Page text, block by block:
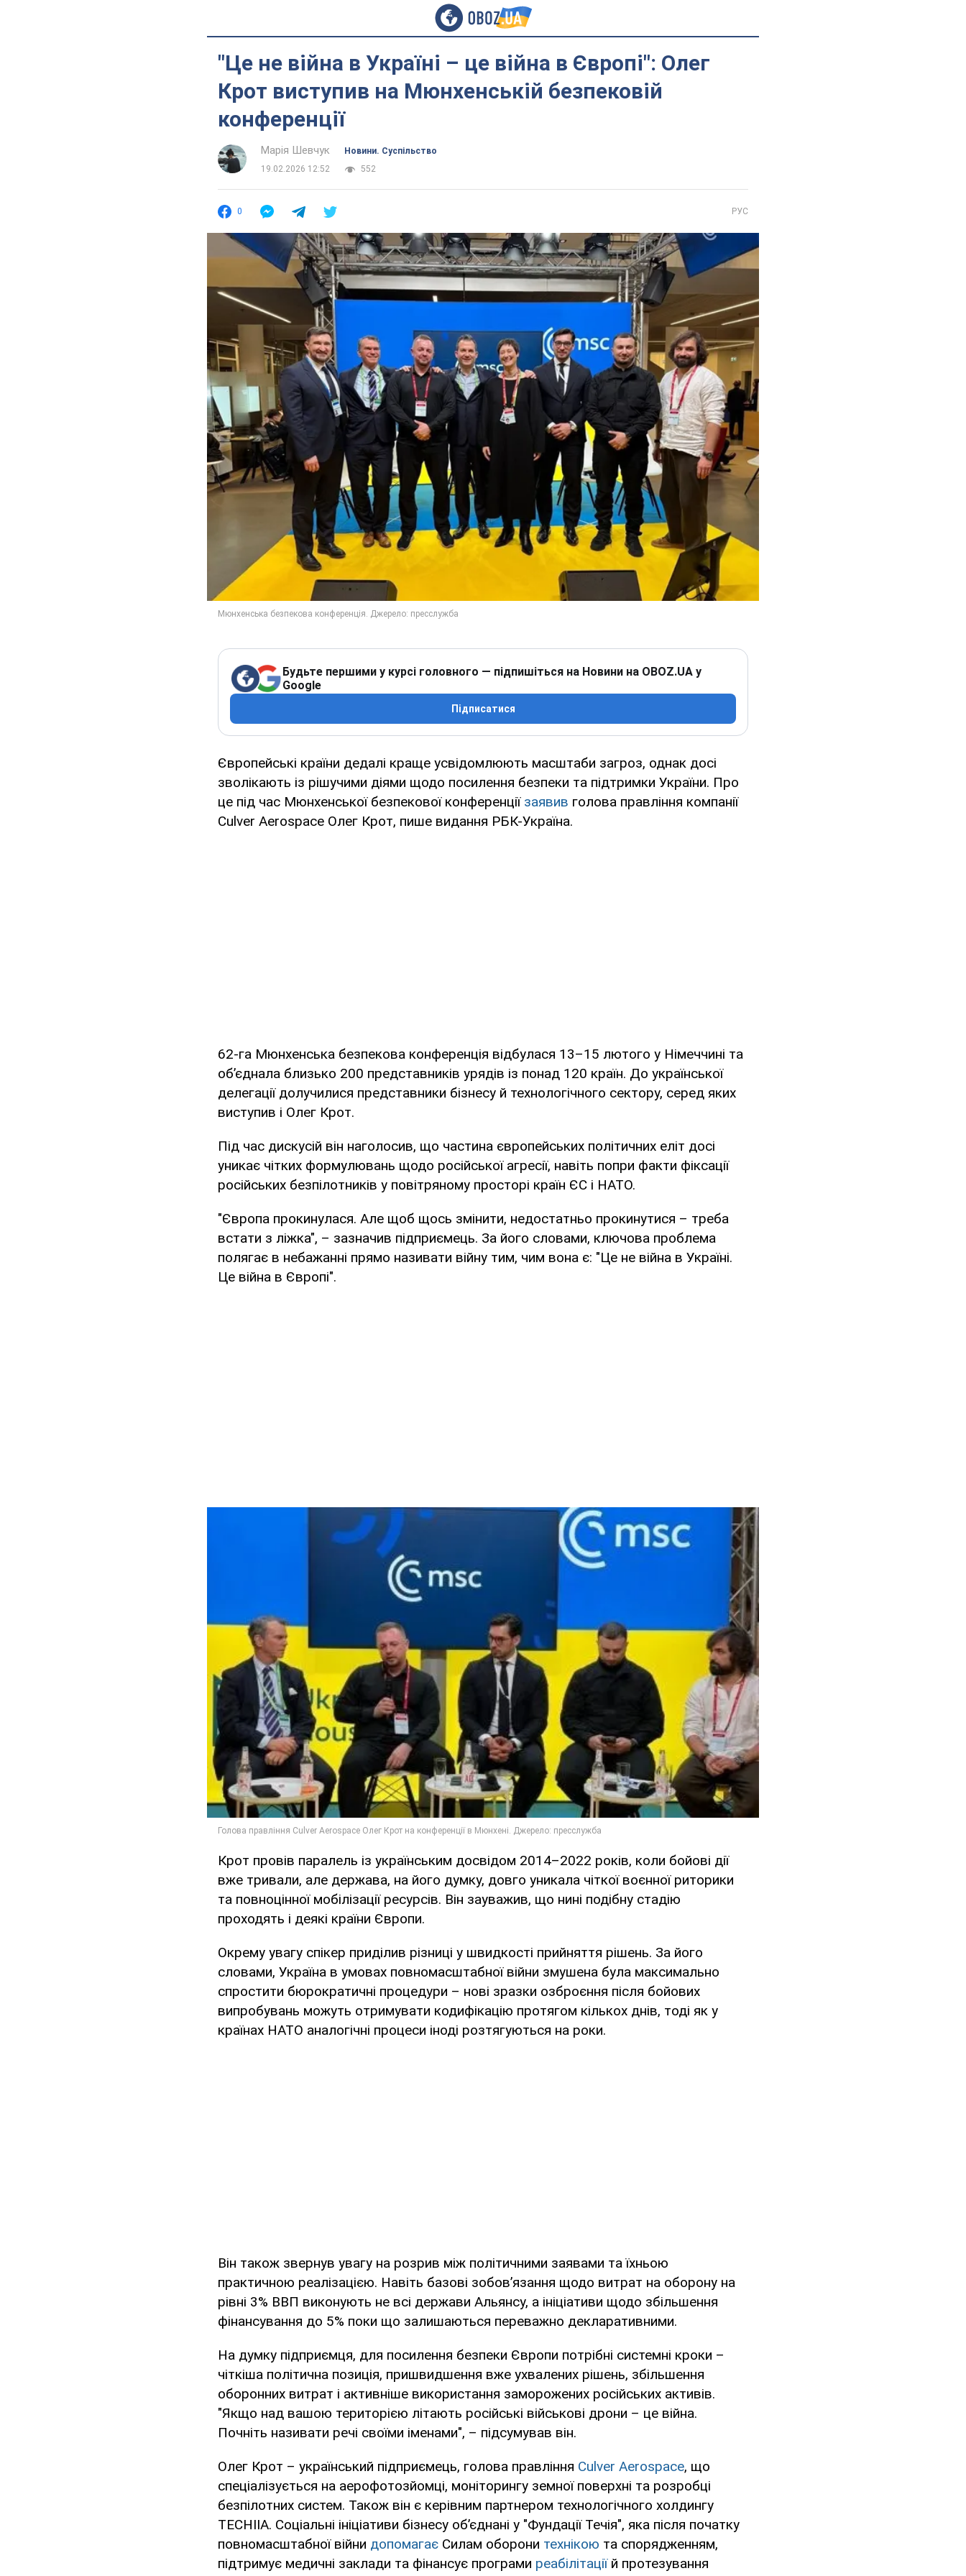
"Це не війна в Україні – це війна в Європі": Олег
Крот виступив на Мюнхенській безпековій
конференції
Марія Шевчук
Новини. Суспільство
19.02.2026 12:52
552
0 РУС
Будьте першими у курсі головного — підпишіться на Новини на OBOZ.UA у
Google
Підписатися
Європейські країни дедалі краще усвідомлюють масштаби загроз, однак досі
зволікають із рішучими діями щодо посилення безпеки та підтримки України. Про
це під час Мюнхенської безпекової конференції заявив голова правління компанії
Culver Aerospace Олег Крот, пише видання РБК-Україна.
62-га Мюнхенська безпекова конференція відбулася 13–15 лютого у Німеччині та
об’єднала близько 200 представників урядів із понад 120 країн. До української
делегації долучилися представники бізнесу й технологічного сектору, серед яких
виступив і Олег Крот.
Під час дискусій він наголосив, що частина європейських політичних еліт досі
уникає чітких формулювань щодо російської агресії, навіть попри факти фіксації
російських безпілотників у повітряному просторі країн ЄС і НАТО.
"Європа прокинулася. Але щоб щось змінити, недостатньо прокинутися – треба
встати з ліжка", – зазначив підприємець. За його словами, ключова проблема
полягає в небажанні прямо називати війну тим, чим вона є: "Це не війна в Україні.
Це війна в Європі".
Крот провів паралель із українським досвідом 2014–2022 років, коли бойові дії
вже тривали, але держава, на його думку, довго уникала чіткої воєнної риторики
та повноцінної мобілізації ресурсів. Він зауважив, що нині подібну стадію
проходять і деякі країни Європи.
Окрему увагу спікер приділив різниці у швидкості прийняття рішень. За його
словами, Україна в умовах повномасштабної війни змушена була максимально
спростити бюрократичні процедури – нові зразки озброєння після бойових
випробувань можуть отримувати кодифікацію протягом кількох днів, тоді як у
країнах НАТО аналогічні процеси іноді розтягуються на роки.
Він також звернув увагу на розрив між політичними заявами та їхньою
практичною реалізацією. Навіть базові зобов’язання щодо витрат на оборону на
рівні 3% ВВП виконують не всі держави Альянсу, а ініціативи щодо збільшення
фінансування до 5% поки що залишаються переважно декларативними.
На думку підприємця, для посилення безпеки Європи потрібні системні кроки –
чіткіша політична позиція, пришвидшення вже ухвалених рішень, збільшення
оборонних витрат і активніше використання заморожених російських активів.
"Якщо над вашою територією літають російські військові дрони – це війна.
Почніть називати речі своїми іменами", – підсумував він.
Олег Крот – український підприємець, голова правління Culver Aerospace, що
спеціалізується на аерофотозйомці, моніторингу земної поверхні та розробці
безпілотних систем. Також він є керівним партнером технологічного холдингу
TECHIIA. Соціальні ініціативи бізнесу об’єднані у "Фундації Течія", яка після початку
повномасштабної війни допомагає Силам оборони технікою та спорядженням,
підтримує медичні заклади та фінансує програми реабілітаціїй протезування